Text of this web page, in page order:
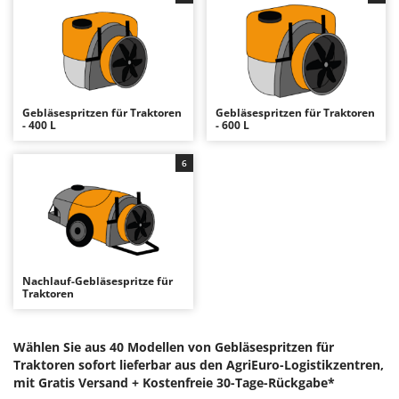
Astscheren
Atemschutzgeräte
Aufroller für Olivennetze
Aufschnittmaschinen
Auslegemulcher für Traktoren
Balkenmäher
Bandsägen
Batterieladegeräte - Starthilfegeräte
Baum- und Astscheren - manuell
Bindezangen - elektrisch
Bodenfräsen für Traktor
Ambrogio Robot
Annovi Reverberi
ANTHBOT
Archman
Arco
Ariete
Artus
Ausonia
B
Baesso
Bahco
Gebläsespritzen für Traktoren
- 400 L
Gebläsespritzen für Traktoren
- 600 L
Nachlauf-Gebläsespritze für
Traktoren
6
Wählen Sie aus 40 Modellen von Gebläsespritzen für
Traktoren sofort lieferbar aus den AgriEuro-Logistikzentren,
mit Gratis Versand + Kostenfreie 30-Tage-Rückgabe*